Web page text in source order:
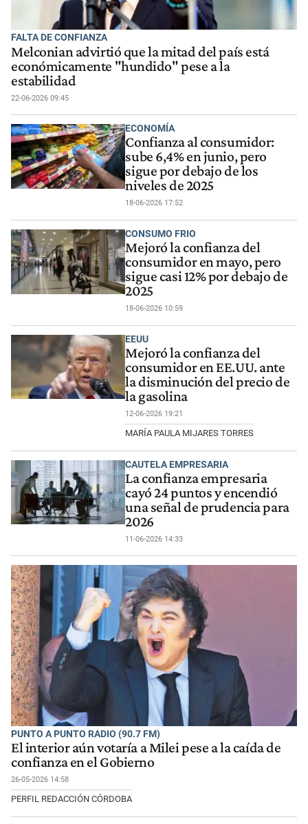
FALTA DE CONFIANZA
Melconian advirtió que la mitad del país está
económicamente "hundido" pese a la
estabilidad
22-06-2026 09:45
ECONOMÍA
Confianza al consumidor:
sube 6,4% en junio, pero
sigue por debajo de los
niveles de 2025
18-06-2026 17:52
CONSUMO FRIO
Mejoró la confianza del
consumidor en mayo, pero
sigue casi 12% por debajo de
2025
18-06-2026 10:59
EEUU
Mejoró la confianza del
consumidor en EE.UU. ante
la disminución del precio de
la gasolina
12-06-2026 19:21
MARÍA PAULA MIJARES TORRES
CAUTELA EMPRESARIA
La confianza empresaria
cayó 24 puntos y encendió
una señal de prudencia para
2026
11-06-2026 14:33
PUNTO A PUNTO RADIO (90.7 FM)
El interior aún votaría a Milei pese a la caída de
confianza en el Gobierno
26-05-2026 14:58
PERFIL REDACCIÓN CÓRDOBA